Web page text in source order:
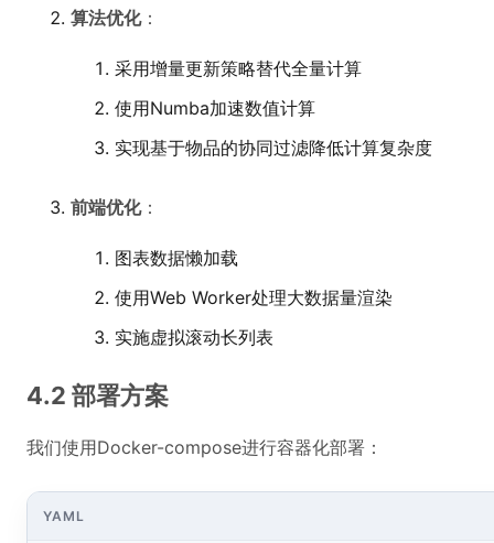
算法优化：
采用增量更新策略替代全量计算
使用Numba加速数值计算
实现基于物品的协同过滤降低计算复杂度
前端优化：
图表数据懒加载
使用Web Worker处理大数据量渲染
实施虚拟滚动长列表
4.2 部署方案
我们使用Docker-compose进行容器化部署：
YAML